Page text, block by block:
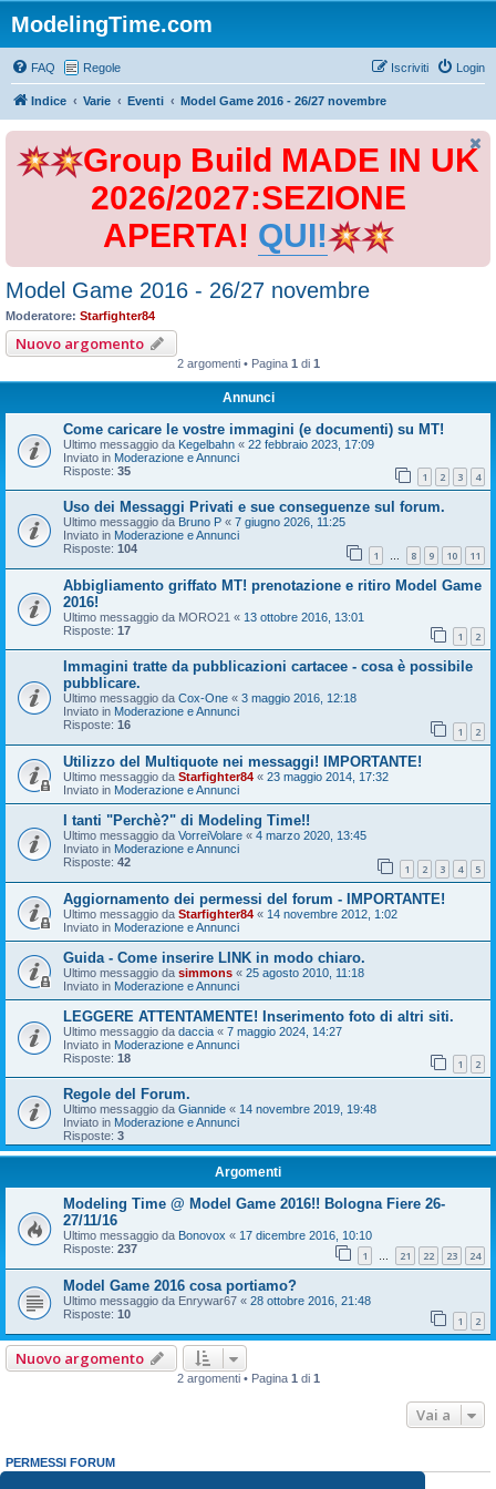
ModelingTime.com
FAQ Regole Login
Iscriviti
Indice Varie Eventi Model Game 2016 - 26/27 novembre
Group Build MADE IN UK
2026/2027:SEZIONE
APERTA! QUI!
Model Game 2016 - 26/27 novembre
Moderatore: Starfighter84
Nuovo argomento
2 argomenti • Pagina 1 di 1
Annunci
Come caricare le vostre immagini (e documenti) su MT!
Ultimo messaggio da Kegelbahn « 22 febbraio 2023, 17:09
Inviato in Moderazione e Annunci
Risposte: 35 1 2 3 4
Uso dei Messaggi Privati e sue conseguenze sul forum.
Ultimo messaggio da Bruno P « 7 giugno 2026, 11:25
Inviato in Moderazione e Annunci
Risposte: 104 1 … 8 9 10 11
Abbigliamento griffato MT! prenotazione e ritiro Model Game
2016!
Ultimo messaggio da MORO21 « 13 ottobre 2016, 13:01
Risposte: 17 1 2
Immagini tratte da pubblicazioni cartacee - cosa è possibile
pubblicare.
Ultimo messaggio da Cox-One « 3 maggio 2016, 12:18
Inviato in Moderazione e Annunci
Risposte: 16 1 2
Utilizzo del Multiquote nei messaggi! IMPORTANTE!
Ultimo messaggio da Starfighter84 « 23 maggio 2014, 17:32
Inviato in Moderazione e Annunci
I tanti "Perchè?" di Modeling Time!!
Ultimo messaggio da VorreiVolare « 4 marzo 2020, 13:45
Inviato in Moderazione e Annunci
Risposte: 42 1 2 3 4 5
Aggiornamento dei permessi del forum - IMPORTANTE!
Ultimo messaggio da Starfighter84 « 14 novembre 2012, 1:02
Inviato in Moderazione e Annunci
Guida - Come inserire LINK in modo chiaro.
Ultimo messaggio da simmons « 25 agosto 2010, 11:18
Inviato in Moderazione e Annunci
LEGGERE ATTENTAMENTE! Inserimento foto di altri siti.
Ultimo messaggio da daccia « 7 maggio 2024, 14:27
Inviato in Moderazione e Annunci
Risposte: 18 1 2
Regole del Forum.
Ultimo messaggio da Giannide « 14 novembre 2019, 19:48
Inviato in Moderazione e Annunci
Risposte: 3
Argomenti
Modeling Time @ Model Game 2016!! Bologna Fiere 26-
27/11/16
Ultimo messaggio da Bonovox « 17 dicembre 2016, 10:10
Risposte: 237 1 … 21 22 23 24
Model Game 2016 cosa portiamo?
Ultimo messaggio da Enrywar67 « 28 ottobre 2016, 21:48
Risposte: 10 1 2
Nuovo argomento
2 argomenti • Pagina 1 di 1
Vai a
PERMESSI FORUM